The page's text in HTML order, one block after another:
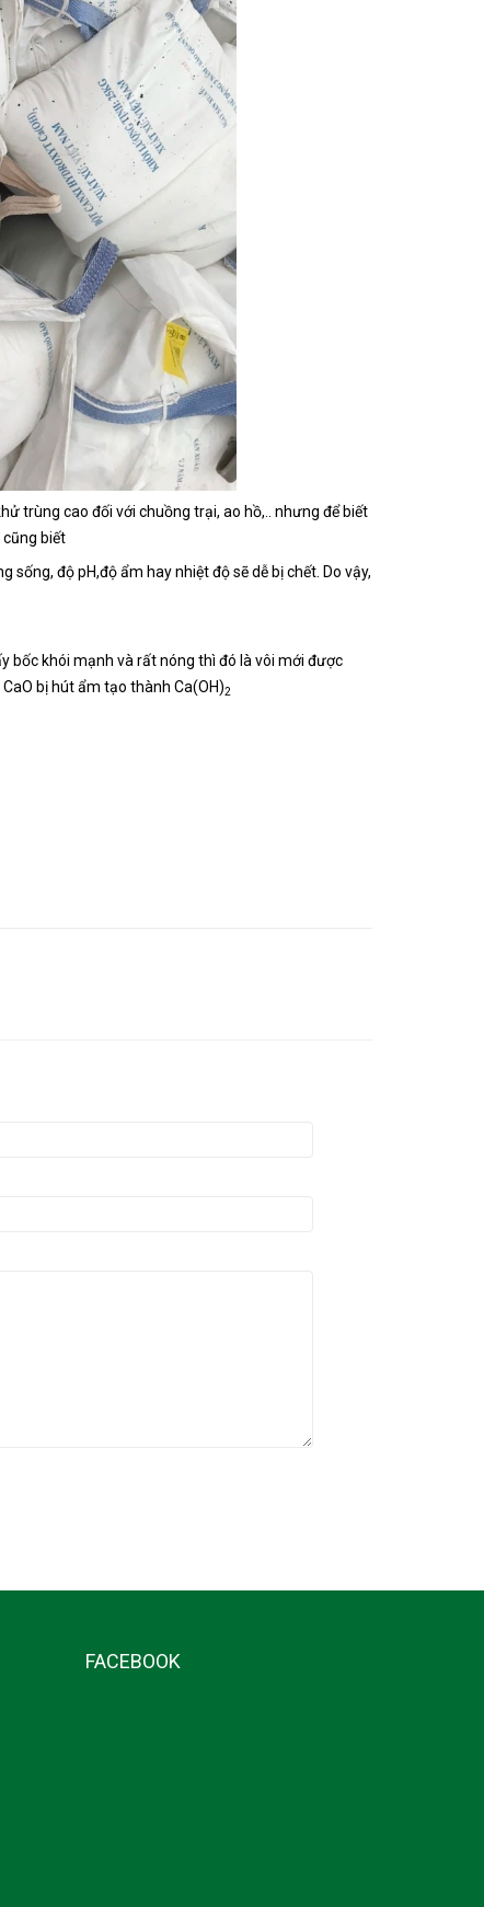
trùng cao đối với chuồng trại, ao hồ,.. nhưng để biết
biết
độ pH,độ ẩm hay nhiệt độ sẽ dễ bị chết. Do vậy,
bốc khói mạnh và rất nóng thì đó là vôi mới được
CaO bị hút ẩm tạo thành Ca(OH)2
FACEBOOK